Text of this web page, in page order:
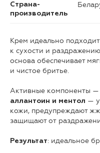
Страна-
производитель
Крем идеально
к сухости и
основа обеспечивает
и чистое бритье.
Активные компоненты —
аллантоин и ментол —
кожи, предупреждают
защищают от
Результат: идеальное